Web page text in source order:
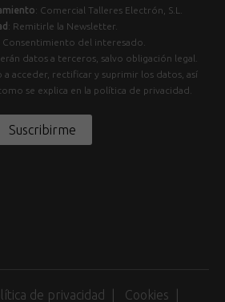
: Comercial Talleres Electrón, S.L.
: Remitirle la Newsletter.
Consentimiento del interesado.
datos a terceros, salvo obligación legal.
a acceder, rectificar y suprimir los datos, así
se explica en la política de privacidad.
Suscribirme
de privacidad Cookies